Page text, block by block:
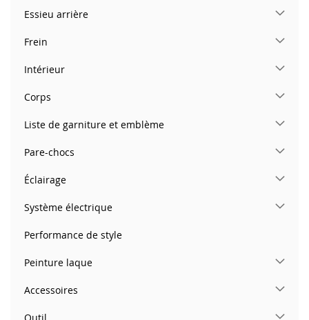
Essieu arrière
Frein
Intérieur
Corps
Liste de garniture et emblème
Pare-chocs
Éclairage
Système électrique
Performance de style
Peinture laque
Accessoires